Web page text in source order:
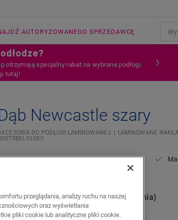
AUTORYZOWANEGO SPRZEDAWCĘ
otrzymają specjalny rabat na wybrane podłogi.
tutaj!
Newcastle szary
DO PODŁOGI LAMINOWANEJ
LAMINOWANE
Beautiful finish
PLN/Opakowanie (opakowania)
cena brutto
przeglądania, analizy ruchu na naszej
oraz wyświetlania
pliki cookie lub analityczne pliki cookie.